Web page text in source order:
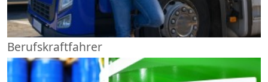
Berufskraftfahrer